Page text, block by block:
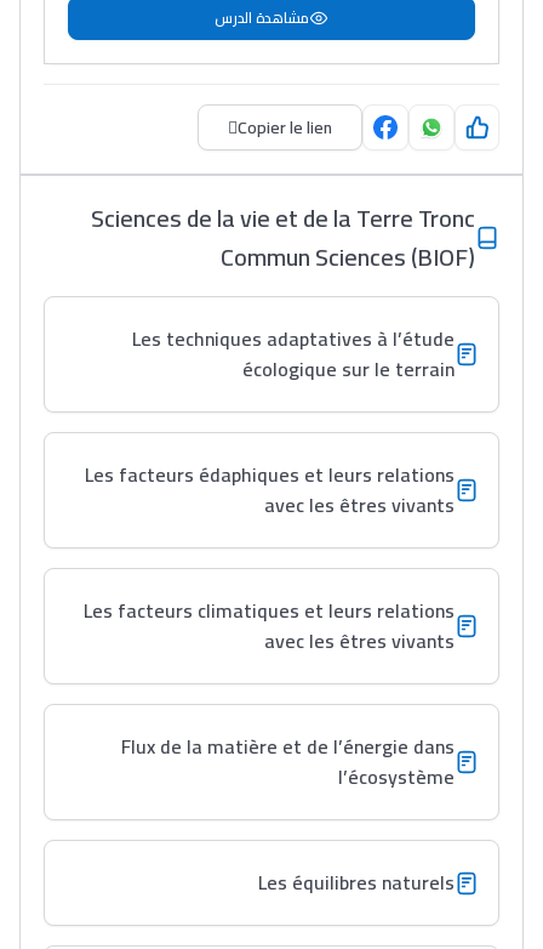
مشاهدة الدرس
Copier le lien
Sciences de la vie et de la Terre Tronc
Commun Sciences (BIOF)
Les techniques adaptatives à l’étude
écologique sur le terrain
Les facteurs édaphiques et leurs relations
avec les êtres vivants
Les facteurs climatiques et leurs relations
avec les êtres vivants
Flux de la matière et de l’énergie dans
l’écosystème
Les équilibres naturels